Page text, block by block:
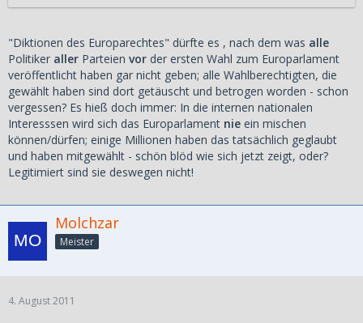
"Diktionen des Europarechtes" dürfte es , nach dem was alle
Politiker aller Parteien vor der ersten Wahl zum Europarlament
veröffentlicht haben gar nicht geben; alle Wahlberechtigten, die
gewählt haben sind dort getäuscht und betrogen worden - schon
vergessen? Es hieß doch immer: In die internen nationalen
Interesssen wird sich das Europarlament nie ein mischen
können/dürfen; einige Millionen haben das tatsächlich geglaubt
und haben mitgewählt - schön blöd wie sich jetzt zeigt, oder?
Legitimiert sind sie deswegen nicht!
Molchzar
Meister
4. August 2011